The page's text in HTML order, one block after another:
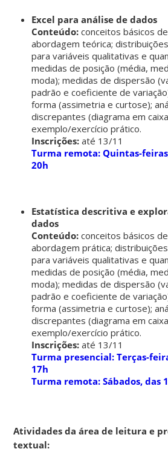
Excel para análise de dados
Conteúdo:conceitos básicos
abordagem teórica;
para variáveis qualitativas e
medidas de posição (média,
moda); medidas de dispersão
padrão e coeficiente de
forma (assimetria e curtose);
discrepantes (diagrama em
exemplo/exercício prático.
Inscrições: até 13/11
Turma remota: Quintas-
20h
Estatística descritiva e
dados
Conteúdo:conceitos básicos
abordagem prática;
para variáveis qualitativas e
medidas de posição (média,
moda); medidas de dispersão
padrão e coeficiente de
forma (assimetria e curtose);
discrepantes (diagrama em
exemplo/exercício prático.
Inscrições: até 13/11
Turma presencial: Terças-
17h
Turma remota: Sábados, das
Atividades da área de leitura e
textual: